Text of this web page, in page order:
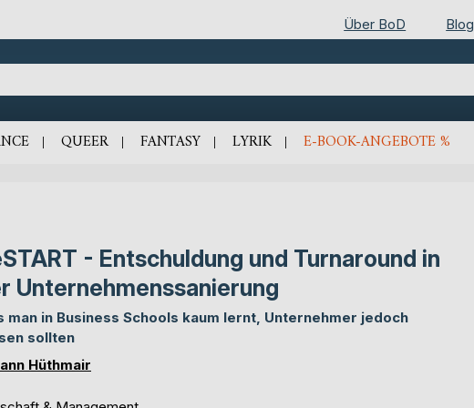
Über BoD Blog
QUEER FANTASY LYRIK E-BOOK-ANGEBOTE %
- Entschuldung und Turnaround in
Unternehmenssanierung
man in Business Schools kaum lernt, Unternehmer jedoch
sollten
Hüthmair